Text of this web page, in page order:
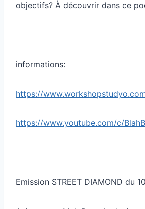
objectifs? À découvrir dans ce
informations:
https://
https://www.youtube.com/c/
Emission STREET DIAMOND du